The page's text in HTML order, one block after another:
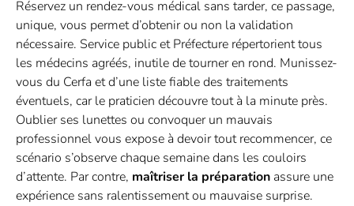
Réservez un rendez-vous médical sans tarder, ce passage,
unique, vous permet d’obtenir ou non la validation
nécessaire. Service public et Préfecture répertorient tous
les médecins agréés, inutile de tourner en rond. Munissez-
vous du Cerfa et d’une liste fiable des traitements
éventuels, car le praticien découvre tout à la minute près.
Oublier ses lunettes ou convoquer un mauvais
professionnel vous expose à devoir tout recommencer, ce
scénario s’observe chaque semaine dans les couloirs
d’attente. Par contre, maîtriser la préparation assure une
expérience sans ralentissement ou mauvaise surprise.